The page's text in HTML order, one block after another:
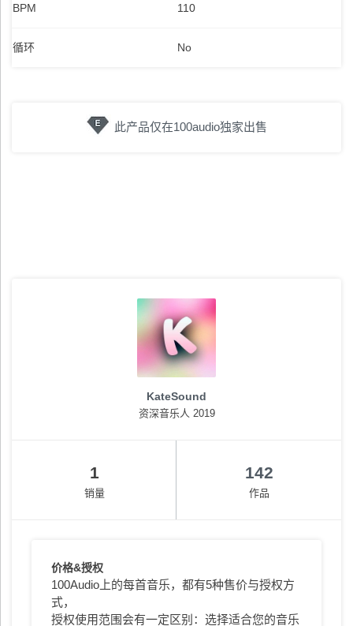
BPM 110
循环 No
此产品仅在100audio独家出售
KateSound
资深音乐人 2019
1
销量
142
作品
价格&授权
100Audio上的每首音乐，都有5种售价与授权方
式，
授权使用范围会有一定区别：选择适合您的音乐